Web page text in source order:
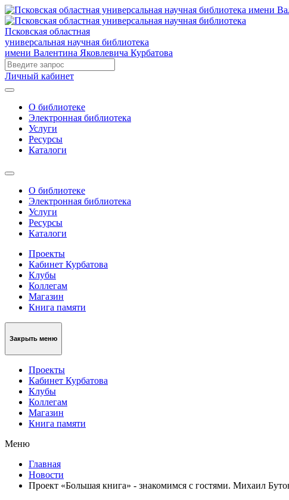
Псковская областная
универсальная научная библиотека
имени Валентина Яковлевича Курбатова
Личный кабинет
О библиотеке
Электронная библиотека
Услуги
Ресурсы
Каталоги
О библиотеке
Электронная библиотека
Услуги
Ресурсы
Каталоги
Проекты
Кабинет Курбатова
Клубы
Коллегам
Магазин
Книга памяти
Закрыть меню
Проекты
Кабинет Курбатова
Клубы
Коллегам
Магазин
Книга памяти
Меню
Главная
Новости
Проект «Большая книга» - знакомимся с гостями. Михаил